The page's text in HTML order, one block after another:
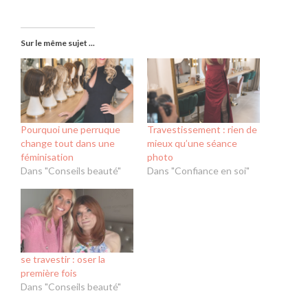
Sur le même sujet ...
Pourquoi une perruque
change tout dans une
féminisation
Dans "Conseils beauté"
Travestissement : rien de
mieux qu’une séance
photo
Dans "Confiance en soi"
se travestir : oser la
première fois
Dans "Conseils beauté"